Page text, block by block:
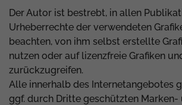
Der Autor ist bestrebt, in allen
Urheberrechte der verwendeten
beachten, von ihm selbst erstellte
nutzen oder auf lizenzfreie Grafiken
zurückzugreifen.
Alle innerhalb des Internetangebotes
ggf. durch Dritte geschützten Marken-